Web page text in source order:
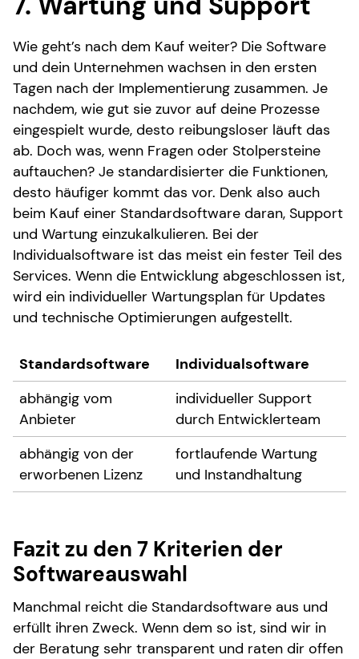
Wie geht’s nach dem Kauf weiter? Die Software
und dein Unternehmen wachsen in den ersten
Tagen nach der Implementierung zusammen. Je
nachdem, wie gut sie zuvor auf deine Prozesse
eingespielt wurde, desto reibungsloser läuft das
ab. Doch was, wenn Fragen oder Stolpersteine
auftauchen? Je standardisierter die Funktionen,
desto häufiger kommt das vor. Denk also auch
beim Kauf einer Standardsoftware daran, Support
und Wartung einzukalkulieren. Bei der
Individualsoftware ist das meist ein fester Teil des
Services. Wenn die Entwicklung abgeschlossen ist,
wird ein individueller Wartungsplan für Updates
und technische Optimierungen aufgestellt.
Standardsoftware
Individualsoftware
abhängig vom
Anbieter
individueller Support
durch Entwicklerteam
abhängig von der
erworbenen Lizenz
fortlaufende Wartung
und Instandhaltung
Fazit zu den 7 Kriterien der
Softwareauswahl
Manchmal reicht die Standardsoftware aus und
erfüllt ihren Zweck. Wenn dem so ist, sind wir in
der Beratung sehr transparent und raten dir offen